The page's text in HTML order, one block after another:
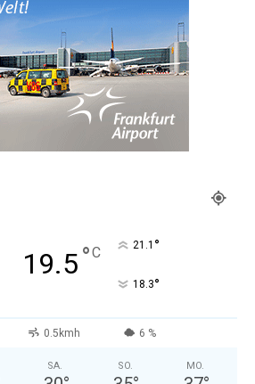
19.5°C 21.1 °
18.3°
0.5kmh 6 %
SA. SO. MO.